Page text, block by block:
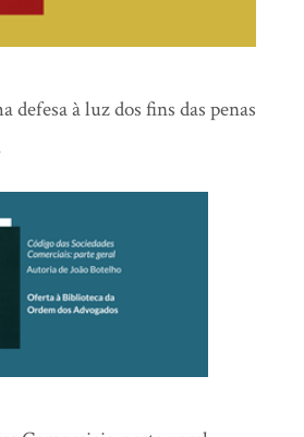
defesa à luz dos fins das penas